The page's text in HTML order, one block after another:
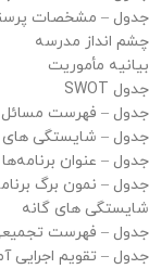
جدول – مشخصات
چشم انداز مدرسه
بیانیه مأموریت
جدول SWOT
جدول – فهرست مسائل
جدول – شایستگی های
جدول – عنوان
جدول – نمون برگ
شایستگی های گانه
جدول – فهرست
جدول – تقویم اجرایی